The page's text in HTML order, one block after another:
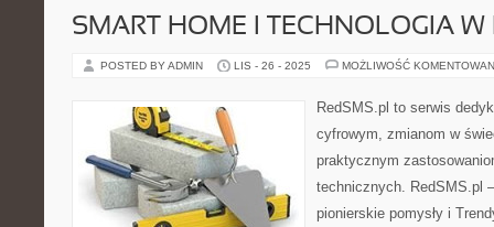
SMART HOME I TECHNOLOGIA W
POSTED BY ADMIN LIS - 26 - 2025 MOŻLIWOŚĆ
RedSMS.pl to serwis
cyfrowym, zmianom w
praktycznym
technicznych. RedSMS.pl
pionierskie pomysły i